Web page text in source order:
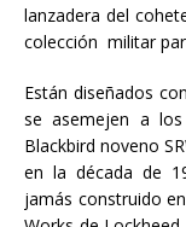
lanzadera del
colección militar
Están diseñados
se asemejen a
Blackbird noveno
en la década de
jamás construido